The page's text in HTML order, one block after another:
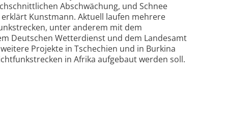
Abschwächung, und Schnee
Kunstmann. Aktuell laufen mehrere
unter anderem mit dem
Deutschen Wetter­dienst und dem Landesamt
Projekte in Tschechien und in Burkina
in Afrika aufgebaut werden soll.